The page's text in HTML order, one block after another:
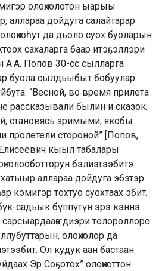
олоҥхолотон ыарыы
аллараа дойдуга салайтарар
да дьоло суох буоларын
сахаларга баар итэҕэллэри
А.А. Попов 30-сс сылларга
буола сылдьыбыт бобуулар
“Весной, во время прилета
рассказывали былин и сказок.
становясь зримыми, якобы
пролетели стороной” [Попов,
кыыл табалары
бэлиэтээбитэ.
аллараа дойдуга эбэтэр
кэмигэр тохтуо суохтаах эбит.
садьык бүппүтүн эрэ кэннэ
диэри толороллоро.
олоҥхолор да
Ол кудук аан бастаан
Эр Соҕотох” олоҥхоттон